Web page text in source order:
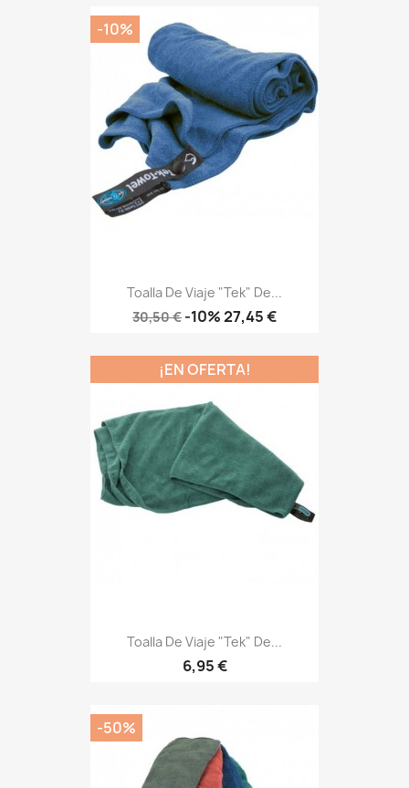
Toalla De Viaje "Tek" De...
Precio
30,50 € -10% Precio
27,45 €
-10%
Toalla De Viaje "Tek" De...
Precio
6,95 €
¡EN OFERTA!
-50%